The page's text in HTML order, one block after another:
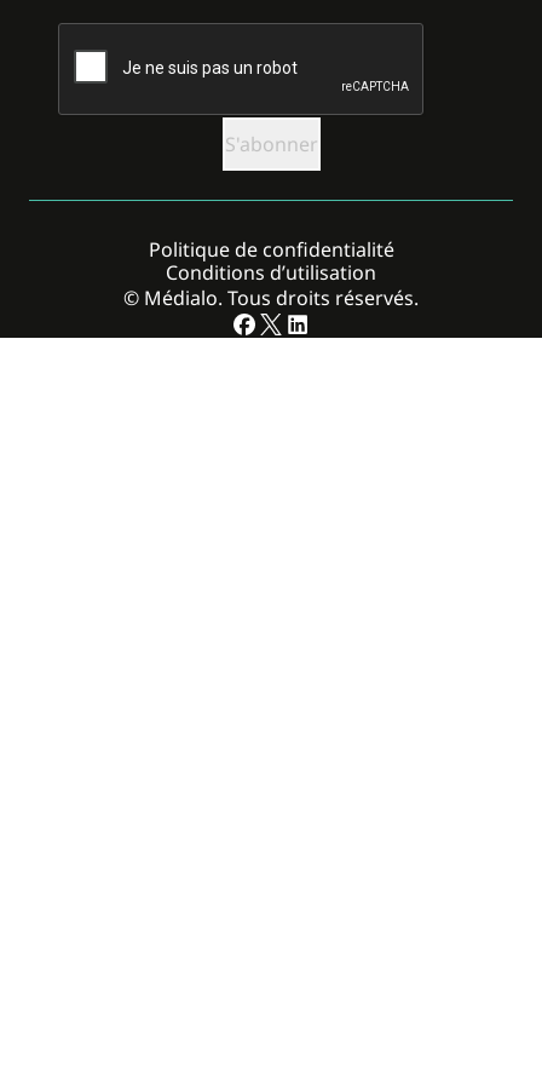
CAPTCHA
© Médialo. Tous droits réservés.
Politique de confidentialité
Conditions d’utilisation